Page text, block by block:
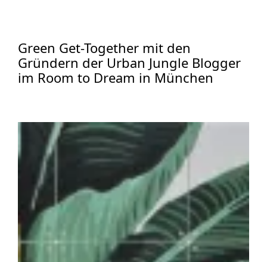
Green Get-Together mit den
Gründern der Urban Jungle Blogger
im Room to Dream in München